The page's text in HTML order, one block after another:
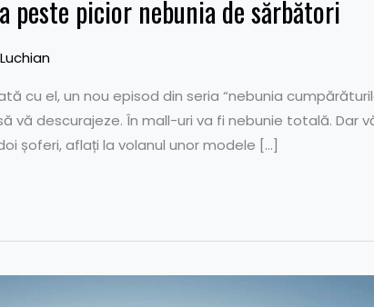
peste picior nebunia de sărbători
cu el, un nou episod din seria “nebunia
vă descurajeze. În mall-uri va fi nebunie totală. Dar
șoferi, aflați la volanul unor modele […]